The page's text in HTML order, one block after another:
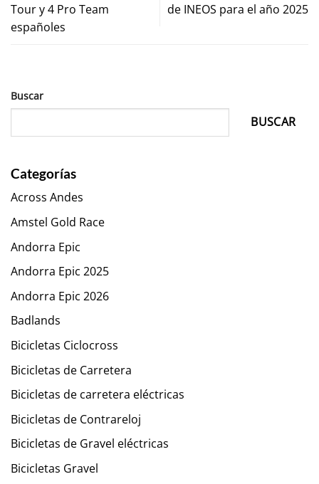
Tour y 4 Pro Team
españoles
de INEOS para el año 2025
Buscar
BUSCAR
Categorías
Across Andes
Amstel Gold Race
Andorra Epic
Andorra Epic 2025
Andorra Epic 2026
Badlands
Bicicletas Ciclocross
Bicicletas de Carretera
Bicicletas de carretera eléctricas
Bicicletas de Contrareloj
Bicicletas de Gravel eléctricas
Bicicletas Gravel